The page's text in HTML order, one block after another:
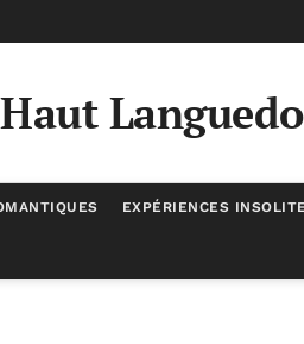
EXPÉRIENCES
la région ?